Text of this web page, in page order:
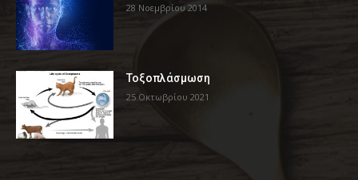
28 Νοεμβρίου 2014
Τοξοπλάσμωση
25 Οκτωβρίου 2021